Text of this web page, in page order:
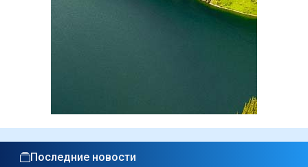
Последние новости